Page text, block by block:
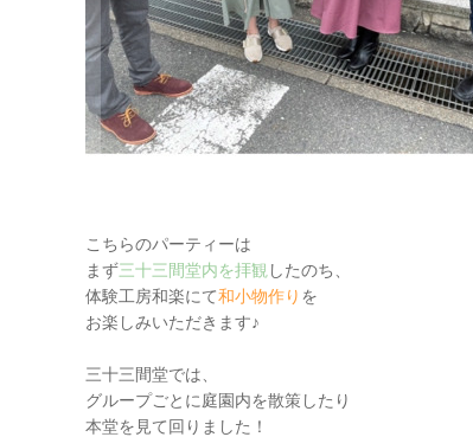
こちらのパーティーは
まず三十三間堂内を拝観 したのち、
体験工房和楽にて和小物作り を
お楽しみいただきます♪
三十三間堂では、
グループごとに庭園内を散策したり
本堂を見て回りました！